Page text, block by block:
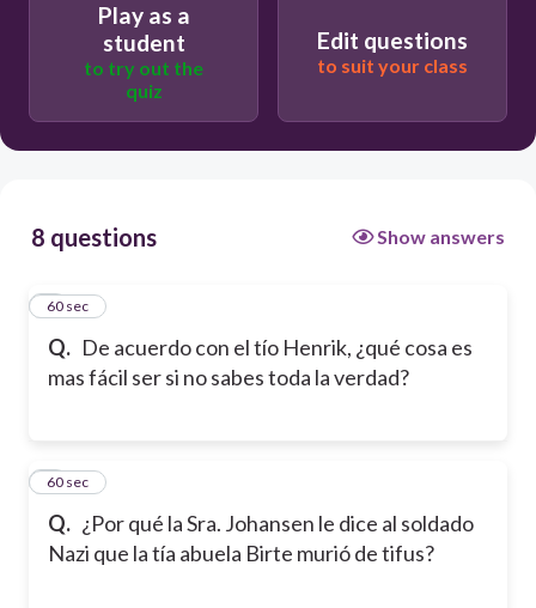
Play as a
student
to try out the
quiz
Edit questions
to suit your class
8 questions Show answers
Q. De acuerdo con el tío Henrik, ¿qué cosa es
mas fácil ser si no sabes toda la verdad?
160 sec
Q. ¿Por qué la Sra. Johansen le dice al soldado
Nazi que la tía abuela Birte murió de tifus?
260 sec